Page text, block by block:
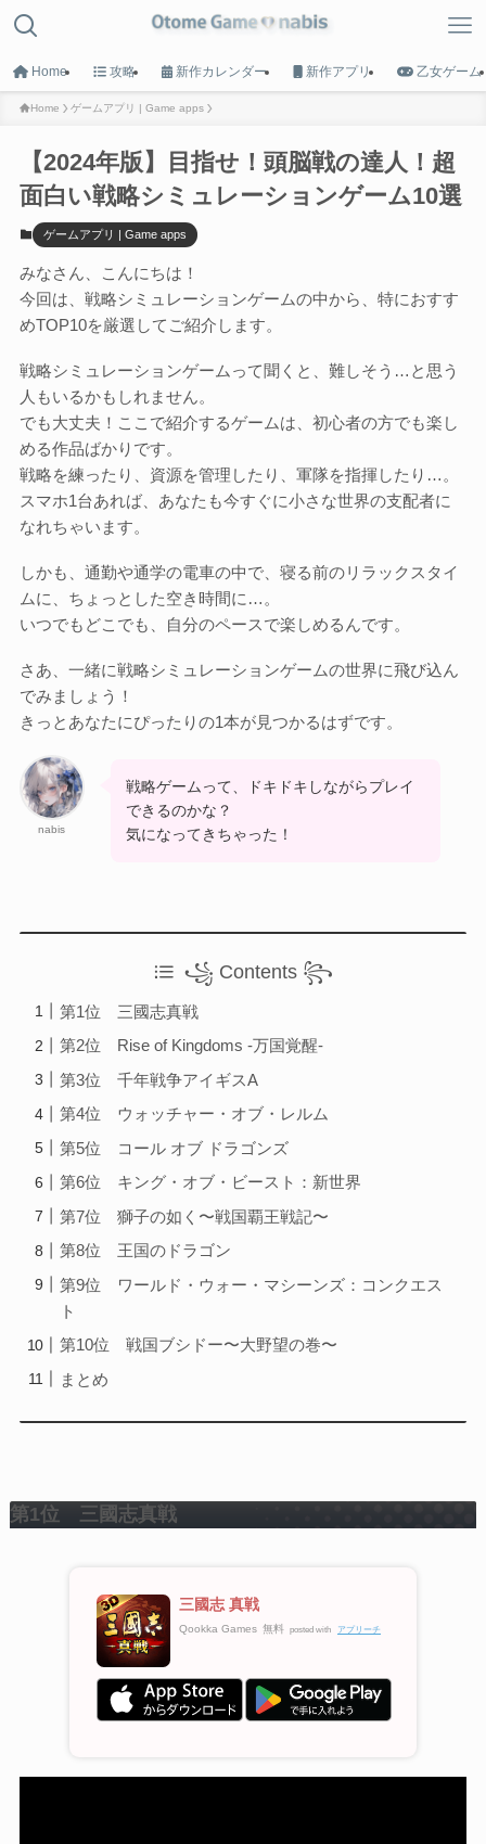
MENU
Game List
新作カレンダー
Otome Game
検索
Home 攻略 新作カレンダー 新作アプリ 乙女ゲーム
Home ゲームアプリ | Game apps
【2024年版】目指せ！頭脳戦の達人！超
面白い戦略シミュレーションゲーム10選
ゲームアプリ | Game apps
みなさん、こんにちは！
今回は、戦略シミュレーションゲームの中から、特におすす
めTOP10を厳選してご紹介します。
戦略シミュレーションゲームって聞くと、難しそう…と思う
人もいるかもしれません。
でも大丈夫！ここで紹介するゲームは、初心者の方でも楽し
める作品ばかりです。
戦略を練ったり、資源を管理したり、軍隊を指揮したり…。
スマホ1台あれば、あなたも今すぐに小さな世界の支配者に
なれちゃいます。
しかも、通勤や通学の電車の中で、寝る前のリラックスタイ
ムに、ちょっとした空き時間に…。
いつでもどこでも、自分のペースで楽しめるんです。
さあ、一緒に戦略シミュレーションゲームの世界に飛び込ん
でみましょう！
きっとあなたにぴったりの1本が見つかるはずです。
nabis
戦略ゲームって、ドキドキしながらプレイ
できるのかな？
気になってきちゃった！
꧁ Contents ꧂
第1位 三國志真戦
第2位 Rise of Kingdoms -万国覚醒-
第3位 千年戦争アイギスA
第4位 ウォッチャー・オブ・レルム
第5位 コール オブ ドラゴンズ
第6位 キング・オブ・ビースト：新世界
第7位 獅子の如く〜戦国覇王戦記〜
第8位 王国のドラゴン
第9位 ワールド・ウォー・マシーンズ：コンクエス
ト
第10位 戦国ブシドー〜大野望の巻〜
まとめ
第1位 三國志真戦
三國志 真戦
Qookka Games 無料 posted with アプリーチ